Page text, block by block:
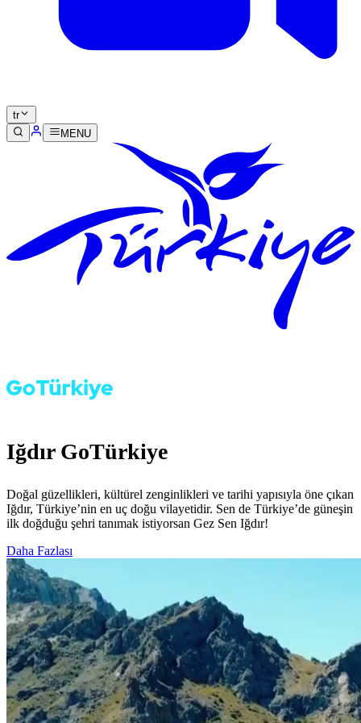
tr
MENU
Iğdır GoTürkiye
Doğal güzellikleri, kültürel zenginlikleri ve tarihi yapısıyla öne çıkan
Iğdır, Türkiye’nin en uç doğu vilayetidir. Sen de Türkiye’de güneşin
ilk doğduğu şehri tanımak istiyorsan Gez Sen Iğdır!
Daha Fazlası